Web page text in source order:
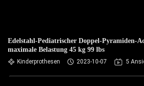
Edelstahl-Pediatrischer Doppel-Pyramiden-
maximale Belastung 45 kg 99 lbs
Kinderprothesen 2023-10-07 5